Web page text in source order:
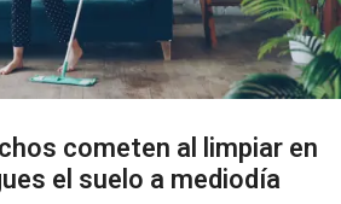
cometen al limpiar en
el suelo a mediodía